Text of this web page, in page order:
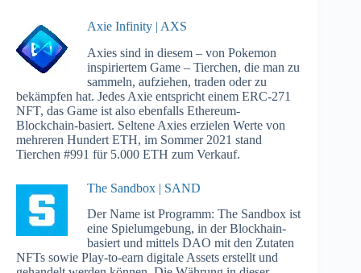
Axie Infinity | AXS
Axies sind in diesem – von Pokemon
inspiriertem Game – Tierchen, die man zu
sammeln, aufziehen, traden oder zu
bekämpfen hat. Jedes Axie entspricht einem ERC-271
NFT, das Game ist also ebenfalls Ethereum-
Blockchain-basiert. Seltene Axies erzielen Werte von
mehreren Hundert ETH, im Sommer 2021 stand
Tierchen #991 für 5.000 ETH zum Verkauf.
The Sandbox | SAND
Der Name ist Programm: The Sandbox ist
eine Spielumgebung, in der Blockhain-
basiert und mittels DAO mit den Zutaten
NFTs sowie Play-to-earn digitale Assets erstellt und